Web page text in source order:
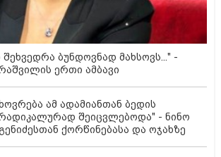
ბუნდოვნად მახსოვს..." -
ერთი ამბავი
ამ ადამიანთან ბედის
შეიცვლებოდა" - ნინო
ქორწინებასა და ოჯახზე